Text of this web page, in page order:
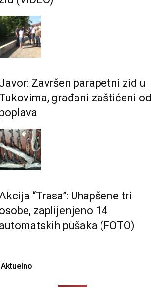
Završen parapetni zid u
građani zaštićeni od
“Trasa”: Uhapšene tri
zaplijenjeno 14
pušaka (FOTO)
Aktuelno